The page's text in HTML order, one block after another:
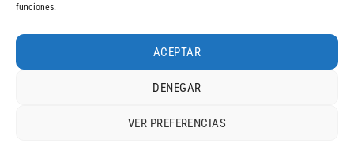
funciones.
ACEPTAR
DENEGAR
VER PREFERENCIAS
* Financiación instantánea con Cofidis hasta 6.000 € sin intereses.
Gasto de apertura: 4% hasta 18 meses y 7% a 24 meses. Consulta
* Los modelos con entrega inmediata se envían 24 h laborables tras el
servir el producto, se devuelve el importe sin coste. La información de